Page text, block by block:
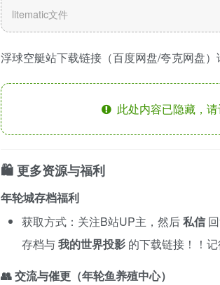
litematic文件
浮球空艇站下载链接（百度网盘/夸克网盘）
此处内容已隐藏，
🛍️ 更多资源与福利
年轮城存档福利
获取方式：关注B站UP主，然后私信
存档与我的世界投影 的下载链接！！
👥 交流与催更（年轮鱼养殖中心）